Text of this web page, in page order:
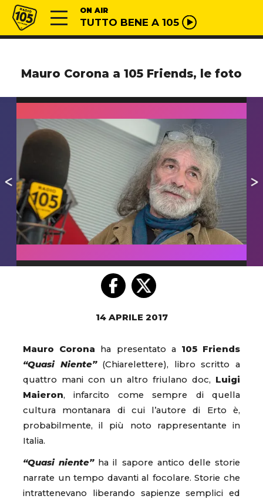
Vai al contenuto
Radio 105 ON AIR
TUTTO BENE A 105
Mauro Corona a 105 Friends, le foto
14 APRILE 2017
Mauro Corona ha presentato a 105 Friends
“Quasi Niente”(Chiarelettere), libro scritto a
quattro mani con un altro friulano doc, Luigi
Maieron, infarcito come sempre di quella
cultura montanara di cui l’autore di Erto è,
probabilmente, il più noto rappresentante in
Italia.
“Quasi niente”ha il sapore antico delle storie
narrate un tempo davanti al focolare. Storie che
intrattenevano liberando sapienze semplici ed